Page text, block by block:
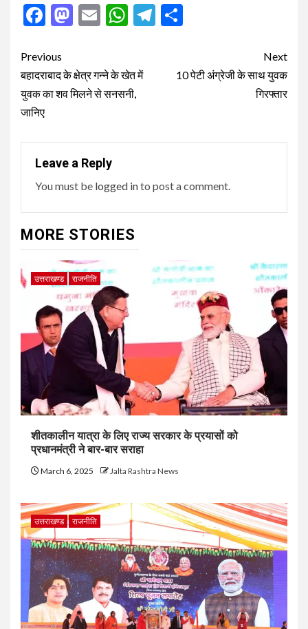
Facebook
Mastodon
EmailWhatsApp
Telegram
Post
navigation
Previous
बहादराबाद के क्षेत्र गन्ने के खेत में
युवक का शव मिलने से सनसनी,
जानिए
Next
10 पेटी अंग्रेजी के साथ युवक
गिरफ्तार
Leave a Reply
You must be logged into post a comment.
MORE STORIES
उत्तराखण्ड राजनीति
शीतकालीन यात्रा के लिए राज्य सरकार के प्रयासों को
प्रधानमंत्री ने बार-बार सराहा
March 6, 2025 Jalta Rashtra News
उत्तराखण्ड राजनीति